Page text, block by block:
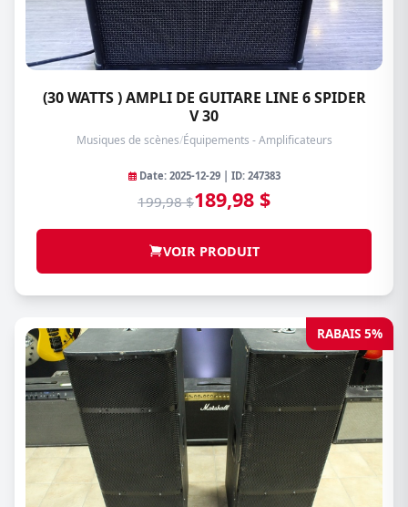
(30 WATTS ) AMPLI DE GUITARE LINE 6 SPIDER
V 30
Musiques de scènes/Équipements - Amplificateurs
Date: 2025-12-29 | ID: 247383
199,98 $189,98 $
VOIR PRODUIT
RABAIS 5%